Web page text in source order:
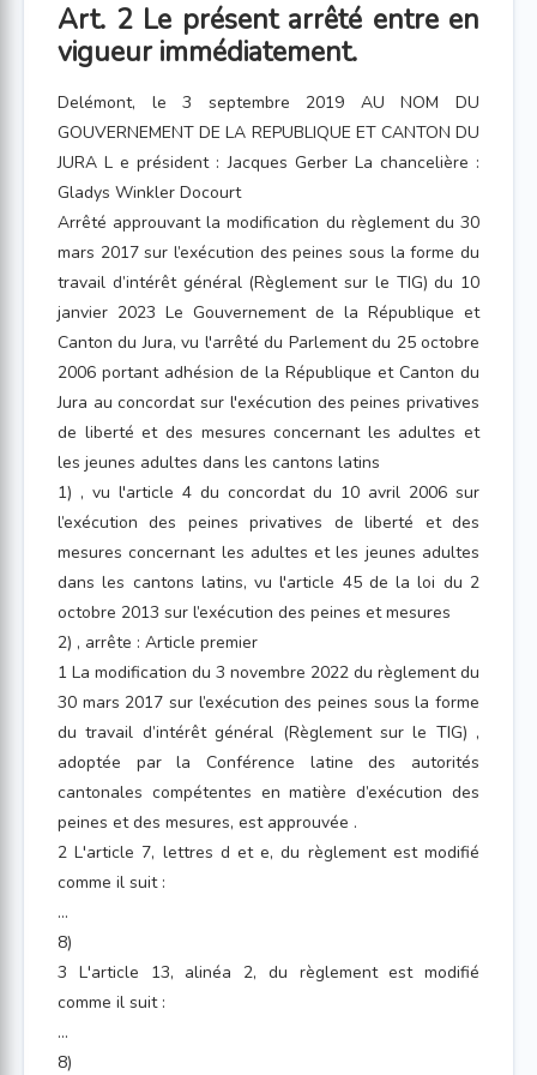
Art. 2 Le présent arrêté entre en
vigueur immédiatement.
Delémont, le 3 septembre 2019 AU NOM DU
GOUVERNEMENT DE LA REPUBLIQUE ET CANTON DU
JURA L e président : Jacques Gerber La chancelière :
Gladys Winkler Docourt
Arrêté approuvant la modification du règlement du 30
mars 2017 sur l’exécution des peines sous la forme du
travail d’intérêt général (Règlement sur le TIG) du 10
janvier 2023 Le Gouvernement de la République et
Canton du Jura, vu l'arrêté du Parlement du 25 octobre
2006 portant adhésion de la République et Canton du
Jura au concordat sur l'exécution des peines privatives
de liberté et des mesures concernant les adultes et
les jeunes adultes dans les cantons latins
1) , vu l'article 4 du concordat du 10 avril 2006 sur
l’exécution des peines privatives de liberté et des
mesures concernant les adultes et les jeunes adultes
dans les cantons latins, vu l'article 45 de la loi du 2
octobre 2013 sur l’exécution des peines et mesures
2) , arrête : Article premier
1 La modification du 3 novembre 2022 du règlement du
30 mars 2017 sur l’exécution des peines sous la forme
du travail d’intérêt général (Règlement sur le TIG) ,
adoptée par la Conférence latine des autorités
cantonales compétentes en matière d’exécution des
peines et des mesures, est approuvée .
2 L'article 7, lettres d et e, du règlement est modifié
comme il suit :
...
8)
3 L'article 13, alinéa 2, du règlement est modifié
comme il suit :
...
8)